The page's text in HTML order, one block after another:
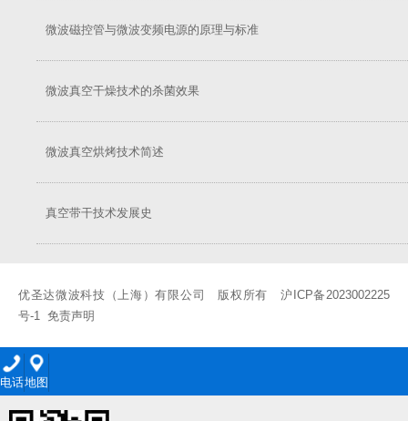
微波磁控管与微波变频电源的原理与标准
微波真空干燥技术的杀菌效果
微波真空烘烤技术简述
真空带干技术发展史
优圣达微波科技（上海）有限公司 版权所有 沪ICP备2023002225
号-1
免责声明
电话地图